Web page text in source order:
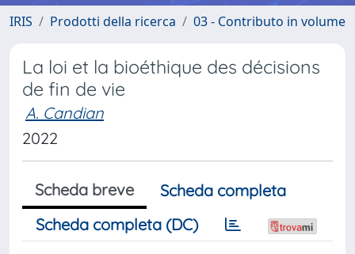
IRIS Prodotti della ricerca 03 - Contributo in volume
La loi et la bioéthique des décisions
de fin de vie
A. Candian
2022
Scheda breve
Scheda completa
Scheda completa (DC)